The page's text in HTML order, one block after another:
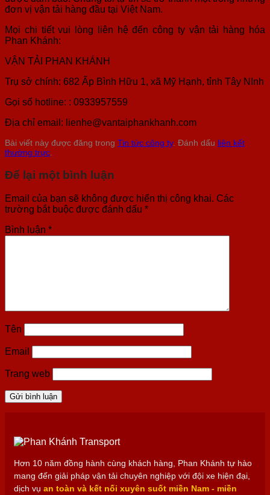
đơn vị vận tải hàng đầu tại Việt Nam.
Mọi chi tiết vui lòng liên hệ đến công ty vận tải hàng hóa
Phan Khánh:
VẬN TẢI PHAN KHÁNH
Trụ sở chính: 682 Ấp Bình Hữu 1, xã Mỹ Hạnh, tỉnh Tây NInh
Gọi số hotline: : 0933957559
Địa chỉ email: lienhe@vantaiphankhanh.com
Bài viết này được đăng trong Tin tức công ty. Đánh dấu liên kết
thường trực.
Để lại một bình luận
Email của bạn sẽ không được hiển thị công khai. Các
trường bắt buộc được đánh dấu *
Bình luận *
Tên
Email
Trang web
Hơn 10 năm đồng hành cùng khách hàng, Phan Khánh tự hào
mang đến giải pháp vận tải chuyên nghiệp với đội xe hiện đại,
dịch vụ an toàn và kết nối xuyên suốt miền Nam - miền